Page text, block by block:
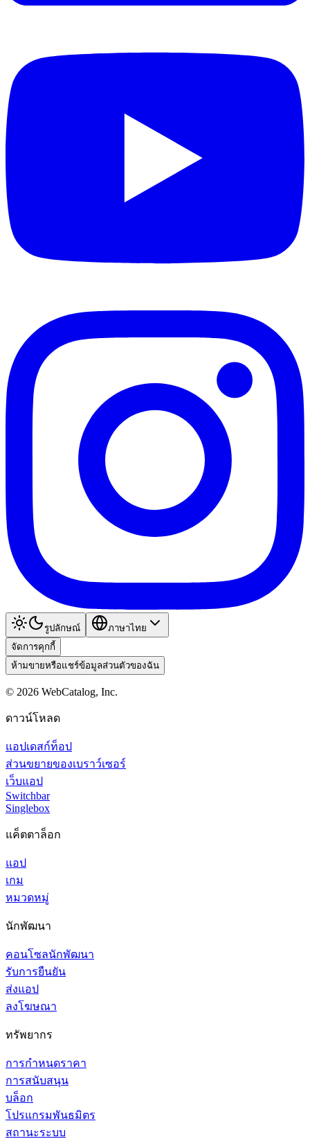
รูปลักษณ์
ภาษาไทย
จัดการคุกกี้
ห้ามขายหรือแชร์ข้อมูลส่วนตัวของฉัน
© 2026 WebCatalog, Inc.
ดาวน์โหลด
แอปเดสก์ท็อป
ส่วนขยายของเบราว์เซอร์
เว็บแอป
Switchbar
Singlebox
แค็ตตาล็อก
แอป
เกม
หมวดหมู่
นักพัฒนา
คอนโซลนักพัฒนา
รับการยืนยัน
ส่งแอป
ลงโฆษณา
ทรัพยากร
การกำหนดราคา
การสนับสนุน
บล็อก
โปรแกรมพันธมิตร
สถานะระบบ